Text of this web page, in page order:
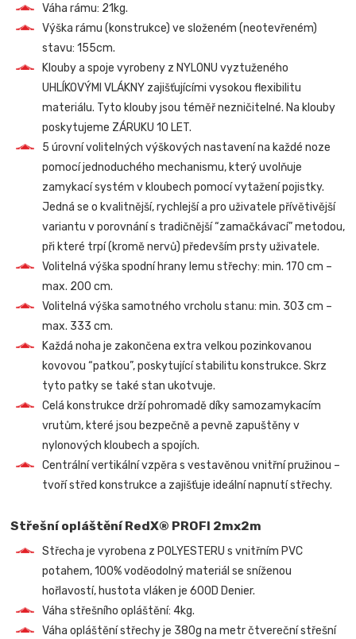
Váha rámu: 21kg.
Výška rámu (konstrukce) ve složeném (neotevřeném)
stavu: 155cm.
Klouby a spoje vyrobeny z NYLONU vyztuženého
UHLÍKOVÝMI VLÁKNY zajišťujícími vysokou flexibilitu
materiálu. Tyto klouby jsou téměř nezničitelné. Na klouby
poskytujeme ZÁRUKU 10 LET.
5 úrovní volitelných výškových nastavení na každé noze
pomocí jednoduchého mechanismu, který uvolňuje
zamykací systém v kloubech pomocí vytažení pojistky.
Jedná se o kvalitnější, rychlejší a pro uživatele přívětivější
variantu v porovnání s tradičnější “zamačkávací” metodou,
při které trpí (kromě nervů) především prsty uživatele.
Volitelná výška spodní hrany lemu střechy: min. 170 cm –
max. 200 cm.
Volitelná výška samotného vrcholu stanu: min. 303 cm –
max. 333 cm.
Každá noha je zakončena extra velkou pozinkovanou
kovovou “patkou”, poskytující stabilitu konstrukce. Skrz
tyto patky se také stan ukotvuje.
Celá konstrukce drží pohromadě díky samozamykacím
vrutům, které jsou bezpečně a pevně zapuštěny v
nylonových kloubech a spojích.
Centrální vertikální vzpěra s vestavěnou vnitřní pružinou –
tvoří střed konstrukce a zajišťuje ideální napnutí střechy.
Střešní opláštění RedX® PROFI 2mx2m
Střecha je vyrobena z POLYESTERU s vnitřním PVC
potahem, 100% voděodolný materiál se sníženou
hořlavostí, hustota vláken je 600D Denier.
Váha střešního opláštění: 4kg.
Váha opláštění střechy je 380g na metr čtvereční střešní